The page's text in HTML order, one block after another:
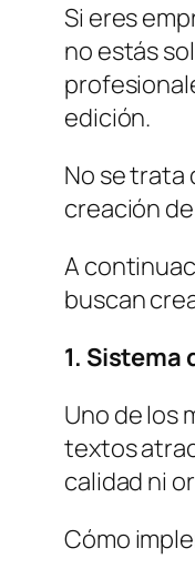
Si eres
no estás
edición.
No se trata
creación
A
buscan
1.
Uno de los
textos
calidad ni
Cómo